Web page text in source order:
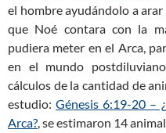
el hombre ayudándolo a
que Noé contara con la
pudiera meter en el Arca,
en el mundo
cálculos de la cantidad de
estudio:Génesis 6:19-20 –
Arca?, se estimaron 14